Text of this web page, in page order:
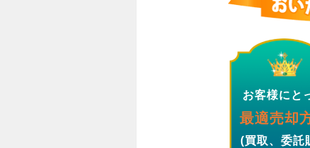
お客様にと
最適売却
(買取、委託